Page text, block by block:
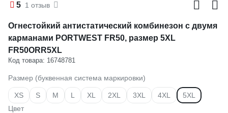
5 1 отзыв
Огнестойкий антистатический комбинезон с двумя
карманами PORTWEST FR50, размер 5XL
FR50ORR5XL
Код товара: 16748781
Размер (буквенная система маркировки)
XS S M L XL 2XL 3XL 4XL
5XL
Цвет